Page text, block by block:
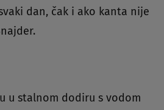
dan, čak i ako kanta nije
u stalnom dodiru s vodom